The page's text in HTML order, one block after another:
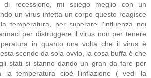
di recessione, mi spiego meglio con un
un virus infetta un corpo questo reagisce
temperatura, per superare l'influenza noi
per distruggere il virus non per tenere
in quanto una volta che il virus è
scende da sola ovvio, la cosa buffa è che
stati si stanno dando un gran da fare per
la temperatura cioè l'inflazione ( vedi la